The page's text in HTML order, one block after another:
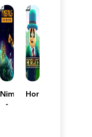
Nimbatus
-
Horace